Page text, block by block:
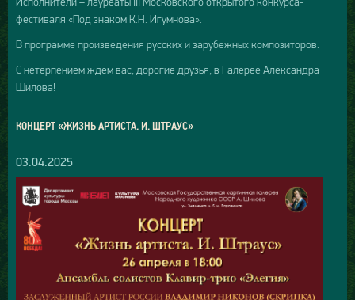
фестиваля «Под знаком К.Н. Игумнова».
В программе произведения русских и зарубежных композиторов.
С нетерпением ждем вас, дорогие друзья, в Галерее Александра
Шилова!
КОНЦЕРТ «ЖИЗНЬ АРТИСТА. И. ШТРАУС»
03.04.2025